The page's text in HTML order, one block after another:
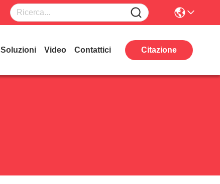
Soluzioni Video Contattici Citazione